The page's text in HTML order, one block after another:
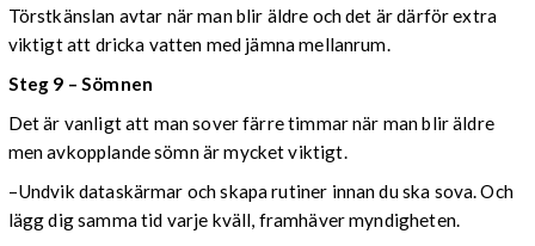
Törstkänslan avtar när man blir äldre och det är därför extra
viktigt att dricka vatten med jämna mellanrum.
Steg 9 – Sömnen
Det är vanligt att man sover färre timmar när man blir äldre
men avkopplande sömn är mycket viktigt.
–Undvik dataskärmar och skapa rutiner innan du ska sova. Och
lägg dig samma tid varje kväll, framhäver myndigheten.